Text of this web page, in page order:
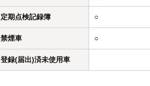
定期点検記録簿 ○
禁煙車 ○
登録(届出)済未使用車